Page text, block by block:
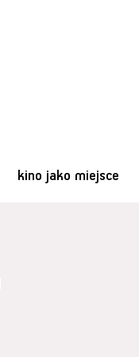
kino jako miejsce